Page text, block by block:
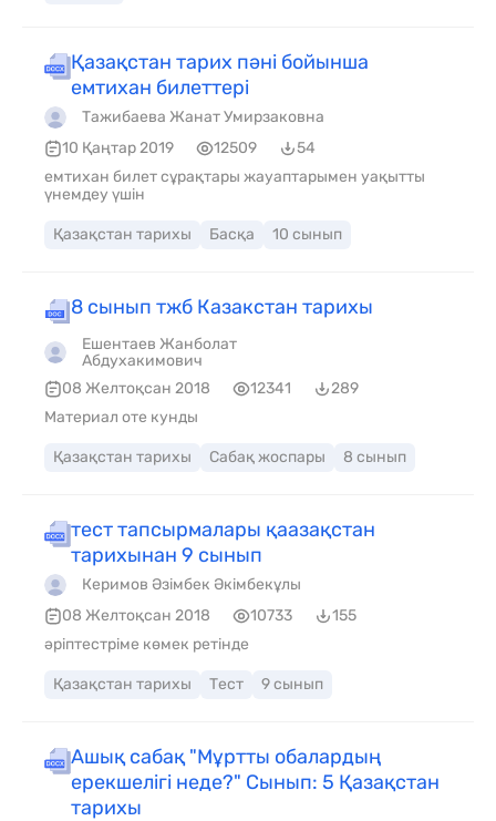
Қазақстан тарих пәні бойынша
емтихан билеттері
Тажибаева Жанат Умирзаковна
10 Қаңтар 2019
12509
54
емтихан билет сұрақтары жауаптарымен уақытты
үнемдеу үшін
Қазақстан тарихы Басқа 10 сынып
8 сынып тжб Казакстан тарихы
Ешентаев Жанболат
Абдухакимович
08 Желтоқсан 2018
12341
289
Материал оте кунды
Қазақстан тарихы Сабақ жоспары 8 сынып
тест тапсырмалары қаазақстан
тарихынан 9 сынып
Керимов Әзімбек Әкімбекұлы
08 Желтоқсан 2018
10733
155
әріптестріме көмек ретінде
Қазақстан тарихы Тест 9 сынып
Ашық сабақ "Мұртты обалардың
ерекшелігі неде?" Сынып: 5 Қазақстан
тарихы